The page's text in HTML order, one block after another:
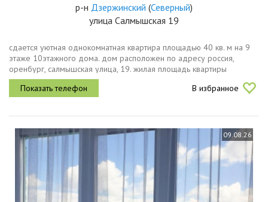
р-н Дзержинский (Северный)
улица Салмышская 19
сдается уютная однокомнатная квартира площадью 40 кв. м на 9
этаже 10этажного дома. дом расположен по адресу россия,
оренбург, салмышская улица, 19. жилая площадь квартиры
составляет 25 кв. м, кухня 8 кв. м. это идеальный вариант для тех,
кто ищет...
В избранное
09.08.26